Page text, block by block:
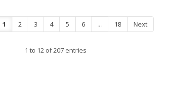
1 2 3 4 5 6 ... 18 Next
1 to 12 of 207 entries